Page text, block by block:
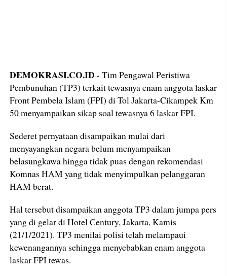
DEMOKRASI.CO.ID - Tim Pengawal Peristiwa
Pembunuhan (TP3) terkait tewasnya enam anggota laskar
Front Pembela Islam (FPI) di Tol Jakarta-Cikampek Km
50 menyampaikan sikap soal tewasnya 6 laskar FPI.
Sederet pernyataan disampaikan mulai dari
menyayangkan negara belum menyampaikan
belasungkawa hingga tidak puas dengan rekomendasi
Komnas HAM yang tidak menyimpulkan pelanggaran
HAM berat.
Hal tersebut disampaikan anggota TP3 dalam jumpa pers
yang di gelar di Hotel Century, Jakarta, Kamis
(21/1/2021). TP3 menilai polisi telah melampaui
kewenangannya sehingga menyebabkan enam anggota
laskar FPI tewas.